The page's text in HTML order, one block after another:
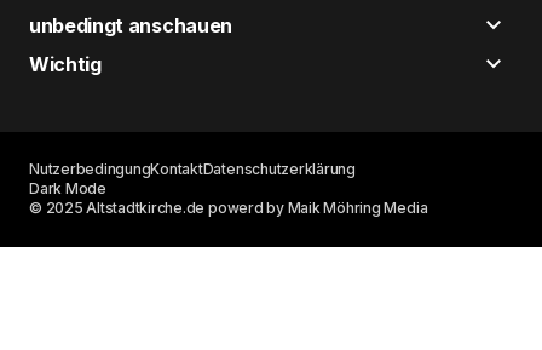
unbedingt anschauen
Wichtig
© 2025 Altstadtkirche.de powerd by Maik Möhring Media
NutzerbedingungKontaktDatenschutzerklärung
Dark Mode